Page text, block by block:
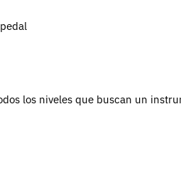
los niveles que buscan un